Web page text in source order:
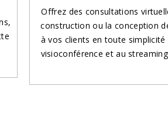
Offrez des consultations
construction ou la conception
à vos clients en toute simplicité
visioconférence et au